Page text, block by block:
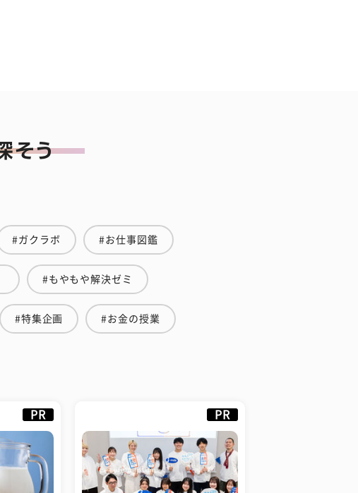
#ガクラボ #お仕事図鑑
#もやもや解決ゼミ
#特集企画 #お金の授業
PR PR